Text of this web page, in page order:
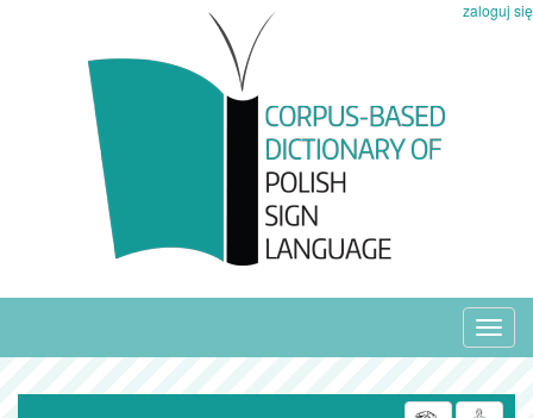
zaloguj się